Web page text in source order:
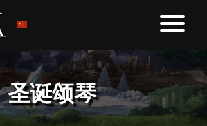
圣诞颂琴